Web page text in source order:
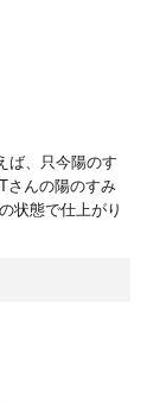
ば、只今陽のす
さんの陽のすみ
状態で仕上がり